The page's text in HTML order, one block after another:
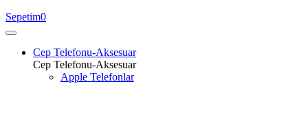
Sepetim0
Cep Telefonu-Aksesuar
Cep Telefonu-Aksesuar
Apple Telefonlar